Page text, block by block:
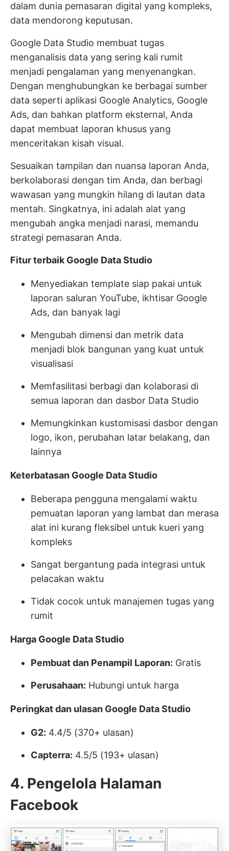
dalam dunia pemasaran digital yang kompleks,
data mendorong keputusan.
Google Data Studio membuat tugas
menganalisis data yang sering kali rumit
menjadi pengalaman yang menyenangkan.
Dengan menghubungkan ke berbagai sumber
data seperti aplikasi Google Analytics, Google
Ads, dan bahkan platform eksternal, Anda
dapat membuat laporan khusus yang
menceritakan kisah visual.
Sesuaikan tampilan dan nuansa laporan Anda,
berkolaborasi dengan tim Anda, dan berbagi
wawasan yang mungkin hilang di lautan data
mentah. Singkatnya, ini adalah alat yang
mengubah angka menjadi narasi, memandu
strategi pemasaran Anda.
Fitur terbaik Google Data Studio
Menyediakan template siap pakai untuk
laporan saluran YouTube, ikhtisar Google
Ads, dan banyak lagi
Mengubah dimensi dan metrik data
menjadi blok bangunan yang kuat untuk
visualisasi
Memfasilitasi berbagi dan kolaborasi di
semua laporan dan dasbor Data Studio
Memungkinkan kustomisasi dasbor dengan
logo, ikon, perubahan latar belakang, dan
lainnya
Keterbatasan Google Data Studio
Beberapa pengguna mengalami waktu
pemuatan laporan yang lambat dan merasa
alat ini kurang fleksibel untuk kueri yang
kompleks
Sangat bergantung pada integrasi untuk
pelacakan waktu
Tidak cocok untuk manajemen tugas yang
rumit
Harga Google Data Studio
Pembuat dan Penampil Laporan: Gratis
Perusahaan: Hubungi untuk harga
Peringkat dan ulasan Google Data Studio
G2: 4.4/5 (370+ ulasan)
Capterra: 4.5/5 (193+ ulasan)
4. Pengelola Halaman
Facebook